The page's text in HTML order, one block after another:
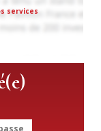
services